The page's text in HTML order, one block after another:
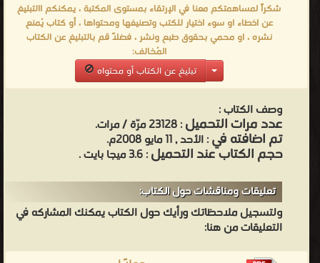
شكراً لمساهمتكم معنا في الإرتقاء بمستوى المكتبة ، يمكنكم االتبليغ
عن اخطاء او سوء اختيار للكتب وتصنيفها ومحتواها ، أو كتاب يُمنع
نشره ، او محمي بحقوق طبع ونشر ، فضلاً قم بالتبليغ عن الكتاب
المُخالف:
تبليغ عن الكتاب أو محتواه
وصف الكتاب :
عدد مرات التحميل: 23128 مرّة / مرات.
تم اضافته في: الأحد , 11 مايو 2008م.
حجم الكتاب عند التحميل: 3.6 ميجا بايت .
تعليقات ومناقشات حول الكتاب:
ولتسجيل ملاحظاتك ورأيك حول الكتاب يمكنك المشاركه في
التعليقات من هنا: